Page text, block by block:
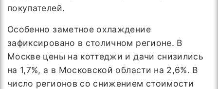
покупателей.
Особенно заметное охлаждение
зафиксировано в столичном регионе. В
Москве цены на коттеджи и дачи снизились
на 1,7%, а в Московской области на 2,6%. В
число регионов со снижением стоимости